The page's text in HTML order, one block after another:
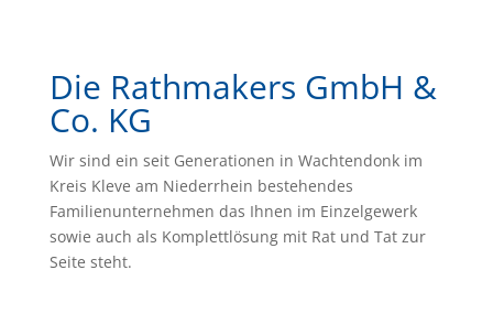
Die Rathmakers GmbH &
Co. KG
Wir sind ein seit Generationen in Wachtendonk im
Kreis Kleve am Niederrhein bestehendes
Familienunternehmen das Ihnen im Einzelgewerk
sowie auch als Komplettlösung mit Rat und Tat zur
Seite steht.